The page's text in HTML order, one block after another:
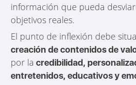
información que pueda
objetivos reales.
El punto de inflexión debe
creación de contenidos de
por la credibilidad,
entretenidos, educativos y